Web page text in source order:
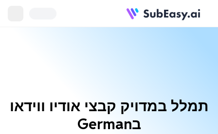
תמלל במדויק קבצי אודיו ווידאו
בGerman